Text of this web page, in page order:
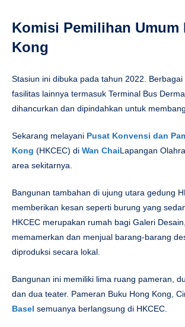
Komisi Pemilihan Umum
Kong
Stasiun ini dibuka pada tahun 2022.
fasilitas lainnya termasuk Terminal Bus
dihancurkan dan dipindahkan untuk
Sekarang melayani Pusat Konvensi dan
Kong (HKCEC) di Wan ChaiLapangan
area sekitarnya.
Bangunan tambahan di ujung utara gedung
memberikan kesan seperti burung yang
HKCEC merupakan rumah bagi Galeri
memamerkan dan menjual barang-barang
diproduksi secara lokal.
Bangunan ini memiliki lima ruang pameran,
dan dua teater. Pameran Buku Hong Kong,
Basel semuanya berlangsung di HKCEC.